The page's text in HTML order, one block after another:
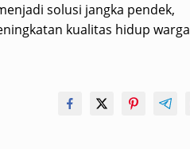
solusi jangka pendek,
kualitas hidup warga